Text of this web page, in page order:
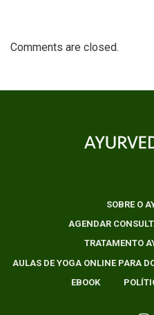
Comments are closed.
SOBRE O
AGENDAR
TRATAMENTO
AULAS DE YOGA ONLINE PARA
EBOOK